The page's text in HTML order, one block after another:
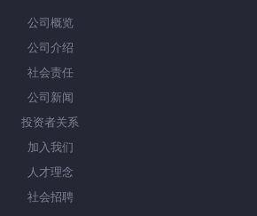
公司概览
公司介绍
社会责任
公司新闻
投资者关系
加入我们
人才理念
社会招聘